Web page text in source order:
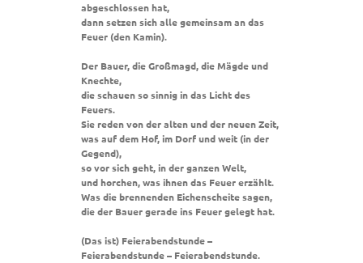
abgeschlossen hat,
dann setzen sich alle gemeinsam an das
Feuer (den Kamin).
Der Bauer, die Großmagd, die Mägde und
Knechte,
die schauen so sinnig in das Licht des
Feuers.
Sie reden von der alten und der neuen Zeit,
was auf dem Hof, im Dorf und weit (in der
Gegend),
so vor sich geht, in der ganzen Welt,
und horchen, was ihnen das Feuer erzählt.
Was die brennenden Eichenscheite sagen,
die der Bauer gerade ins Feuer gelegt hat.
(Das ist) Feierabendstunde –
Feierabendstunde – Feierabendstunde.